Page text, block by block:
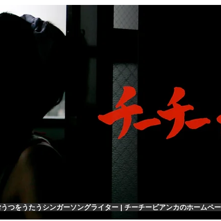
つをうたうシンガーソングライター | チーチービアンカのホームペ